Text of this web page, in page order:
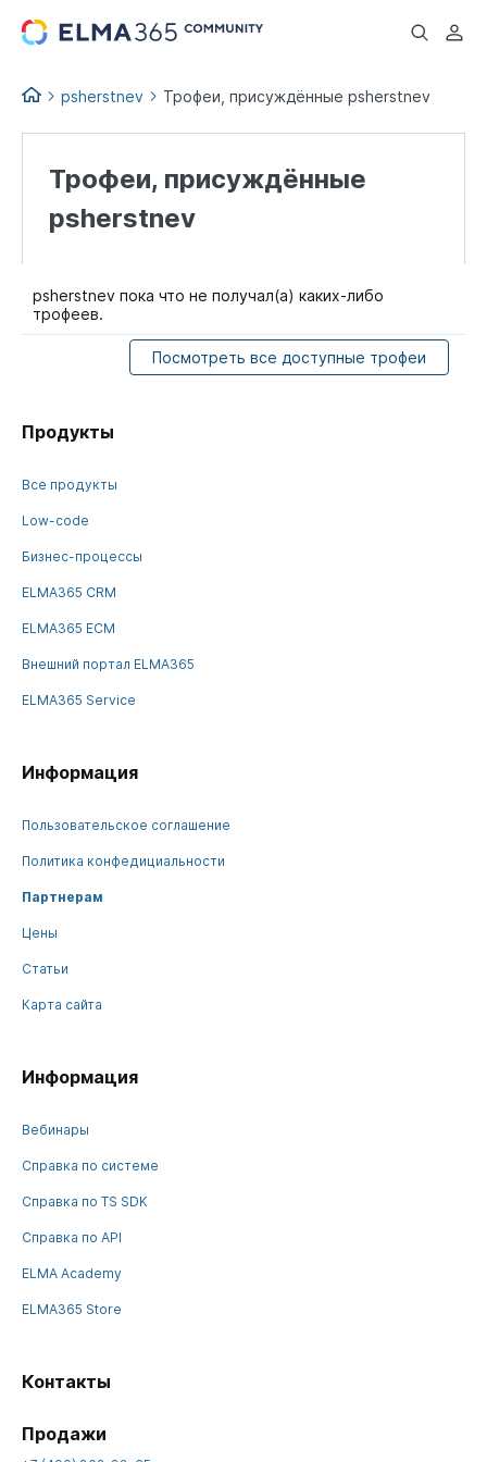
...
psherstnev Трофеи, присуждённые psherstnev
Трофеи, присуждённые
psherstnev
psherstnev пока что не получал(а) каких-либо
трофеев.
Посмотреть все доступные трофеи
Продукты
Все продукты
Low-code
Бизнес-процессы
ELMA365 CRM
ELMA365 ECM
Внешний портал ELMA365
ELMA365 Service
Информация
Пользовательское соглашение
Политика конфедициальности
Партнерам
Цены
Статьи
Карта сайта
Информация
Вебинары
Справка по системе
Справка по TS SDK
Справка по API
ELMA Academy
ELMA365 Store
Контакты
Продажи